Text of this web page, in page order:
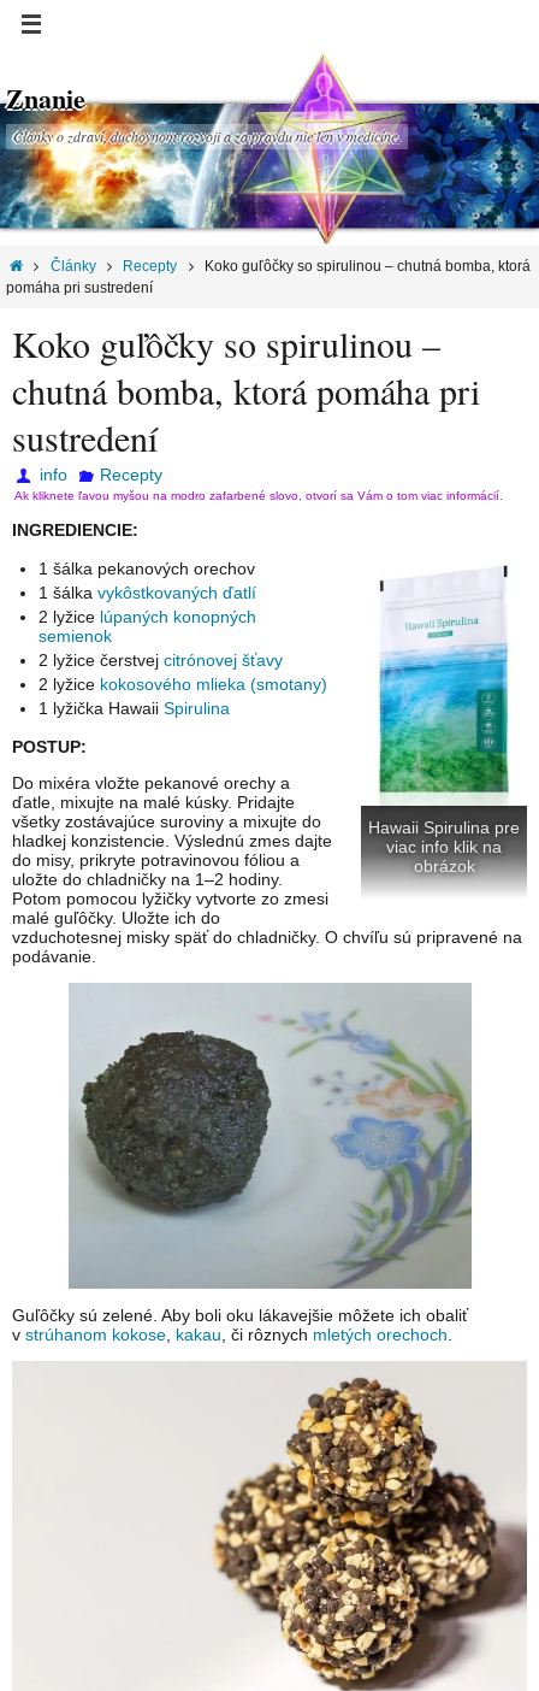
Znanie
Články o zdraví, duchovnom rozvoji a za pravdu nie len v medicíne.
Články Recepty
Koko guľôčky so spirulinou – chutná bomba, ktorá
pomáha pri sustredení
Koko guľôčky so spirulinou –
chutná bomba, ktorá pomáha pri
sustredení
info Recepty
Ak kliknete ľavou myšou na modro zafarbené slovo, otvorí sa Vám o tom viac informácií.
INGREDIENCIE:
Hawaii Spirulina pre
viac info klik na
obrázok
1 šálka pekanových orechov
1 šálkavykôstkovaných ďatlí
2 lyžice lúpaných konopných
semienok
2 lyžice čerstvejcitrónovej šťavy
2 lyžice kokosového mlieka (smotany)
1 lyžička HawaiiSpirulina
POSTUP:
Do mixéra vložte pekanové orechy a
ďatle, mixujte na malé kúsky. Pridajte
všetky zostávajúce suroviny a mixujte do
hladkej konzistencie. Výslednú zmes dajte
do misy, prikryte potravinovou fóliou a
uložte do chladničky na 1–2 hodiny.
Potom pomocou lyžičky vytvorte zo zmesi
malé guľôčky. Uložte ich do
vzduchotesnej misky späť do chladničky. O chvíľu sú pripravené na
podávanie.
Guľôčky sú zelené. Aby boli oku lákavejšie môžete ich obaliť
v strúhanom kokose, kakau, či rôznych mletých orechoch.